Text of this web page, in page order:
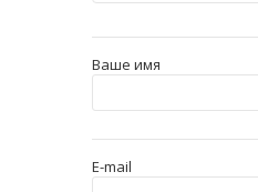
Ваше имя
E-mail